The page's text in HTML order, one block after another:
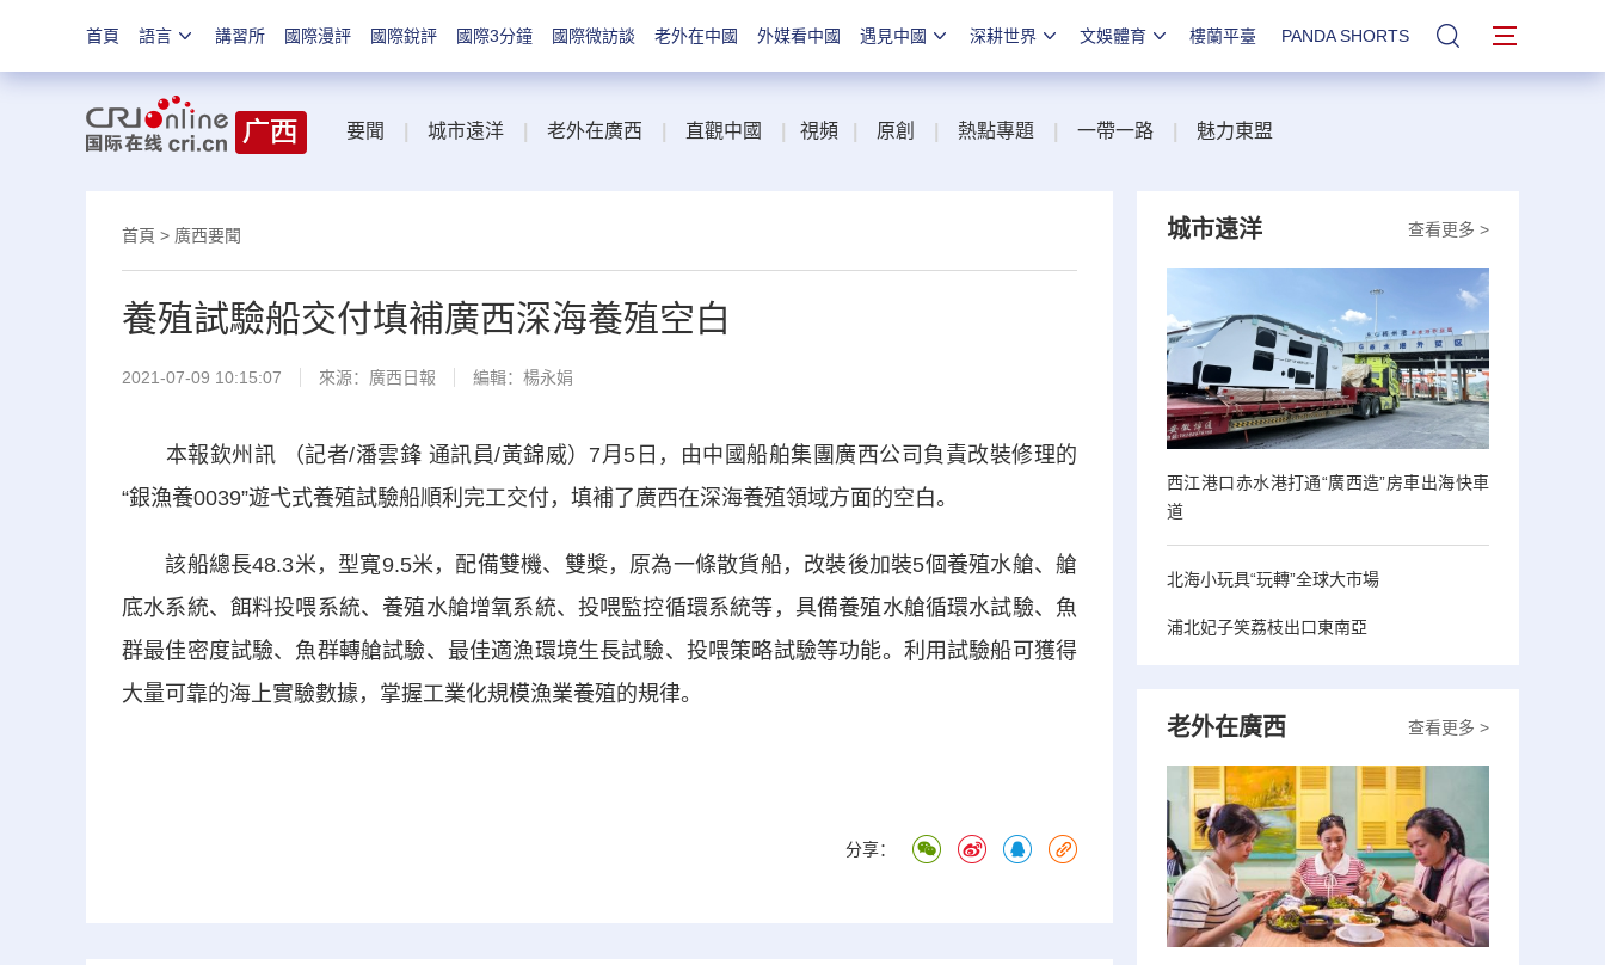
首頁 語言 講習所 國際漫評 國際銳評 國際3分鐘 國際微訪談 老外在中國 外媒看中國 遇見中國 深耕世界 文娛體育 樓蘭平臺 PANDA SHORTS 站內搜索
要聞 城市遠洋 老外在廣西 直觀中國 視頻 原創 熱點專題 一帶一路 魅力東盟
首頁 > 廣西要聞
養殖試驗船交付填補廣西深海養殖空白
2021-07-09 10:15:07 來源： 廣西日報 編輯：楊永娟
本報欽州訊 （記者/潘雲鋒 通訊員/黃錦威）7月5日，由中國船舶集團廣西公司負責改裝修理的
“銀漁養0039”遊弋式養殖試驗船順利完工交付，填補了廣西在深海養殖領域方面的空白。
該船總長48.3米，型寬9.5米，配備雙機、雙槳，原為一條散貨船，改裝後加裝5個養殖水艙、艙
底水系統、餌料投喂系統、養殖水艙增氧系統、投喂監控循環系統等，具備養殖水艙循環水試驗、魚
群最佳密度試驗、魚群轉艙試驗、最佳適漁環境生長試驗、投喂策略試驗等功能。利用試驗船可獲得
大量可靠的海上實驗數據，掌握工業化規模漁業養殖的規律。
分享：
查看更多 >
城市遠洋
西江港口赤水港打通“廣西造”房車出海快車
道
北海小玩具“玩轉”全球大市場
浦北妃子笑荔枝出口東南亞
查看更多 >
老外在廣西